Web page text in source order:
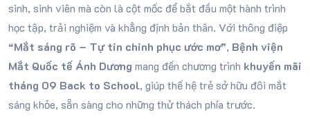
sinh, sinh viên mà còn là cột mốc để bắt đầu một hành trình
học tập, trải nghiệm và khẳng định bản thân. Với thông điệp
“Mắt sáng rõ – Tự tin chinh phục ước mơ”, Bệnh viện
Mắt Quốc tế Ánh Dương mang đến chương trình khuyến mãi
tháng 09 Back to School, giúp thế hệ trẻ sở hữu đôi mắt
sáng khỏe, sẵn sàng cho những thử thách phía trước.